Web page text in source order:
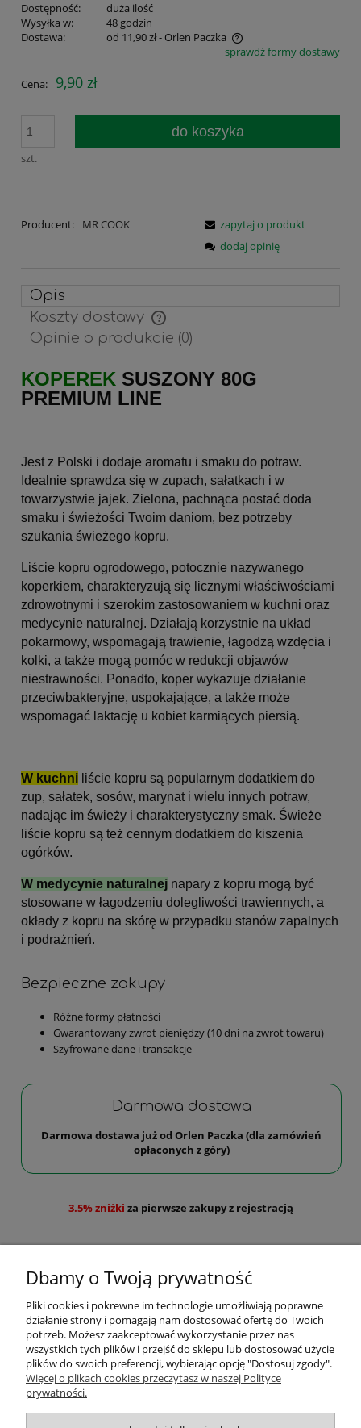
Dostępność:
duża ilość
Wysyłka w:
48 godzin
Dostawa:
od 11,90 zł- Orlen Paczka
Cena nie zawiera ewentualnych kosztów płatnościsprawdź formy dostawy
Cena: 9,90 zł
szt.
do koszyka
Producent: MR COOK
zapytaj o produkt
dodaj opinię
Opis
Koszty dostawy
Cena nie zawiera ewentualnych kosztów płatności
Opinie o produkcie (0)
KOPEREK SUSZONY 80G
PREMIUM LINE
Jest z Polski i dodaje aromatu i smaku do potraw.
Idealnie sprawdza się w zupach, sałatkach i w
towarzystwie jajek. Zielona, pachnąca postać doda
smaku i świeżości Twoim daniom, bez potrzeby
szukania świeżego kopru.
Liście kopru ogrodowego, potocznie nazywanego
koperkiem, charakteryzują się licznymi właściwościami
zdrowotnymi i szerokim zastosowaniem w kuchni oraz
medycynie naturalnej. Działają korzystnie na układ
pokarmowy, wspomagają trawienie, łagodzą wzdęcia i
kolki, a także mogą pomóc w redukcji objawów
niestrawności. Ponadto, koper wykazuje działanie
przeciwbakteryjne, uspokajające, a także może
wspomagać laktację u kobiet karmiących piersią.
W kuchni liście kopru są popularnym dodatkiem do
zup, sałatek, sosów, marynat i wielu innych potraw,
nadając im świeży i charakterystyczny smak. Świeże
liście kopru są też cennym dodatkiem do kiszenia
ogórków.
W medycynie naturalnej napary z kopru mogą być
stosowane w łagodzeniu dolegliwości trawiennych, a
okłady z kopru na skórę w przypadku stanów zapalnych
i podrażnień.
Bezpieczne zakupy
Różne formy płatności
Gwarantowany zwrot pieniędzy (10 dni na zwrot towaru)
Szyfrowane dane i transakcje
Darmowa dostawa
Darmowa dostawa już od Orlen Paczka (dla zamówień
opłaconych z góry)
3.5% zniżki za pierwsze zakupy z rejestracją
Pomoc
Moje konto
Płatności i dostawa
Dbamy o Twoją prywatność
Pliki cookies i pokrewne im technologie umożliwiają poprawne
działanie strony i pomagają nam dostosować ofertę do Twoich
potrzeb. Możesz zaakceptować wykorzystanie przez nas
wszystkich tych plików i przejść do sklepu lub dostosować użycie
plików do swoich preferencji, wybierając opcję "Dostosuj zgody".
Więcej o plikach cookies przeczytasz w naszej Polityce
prywatności.